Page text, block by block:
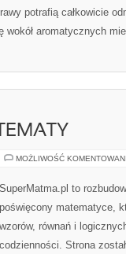
potrafią całkowicie
wokół aromatycznych
MOŻLIWOŚĆ
SuperMatma.pl to
poświęcony matematyce,
wzorów, równań i
codzienności. Strona